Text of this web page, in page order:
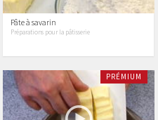
Pâte à savarin
Préparations pour la pâtisserie
PRÉMIUM